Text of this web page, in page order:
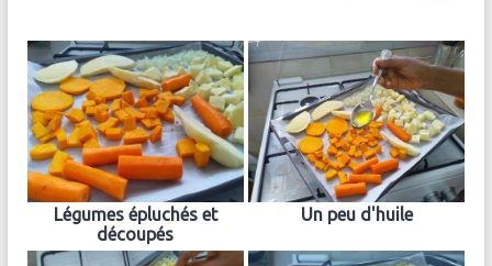
Légumes épluchés et
découpés
Un peu d'huile